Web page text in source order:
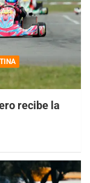
recibe la